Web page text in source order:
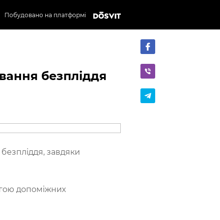
Побудовано на платформі
безпліддя
завдяки
допоміжних